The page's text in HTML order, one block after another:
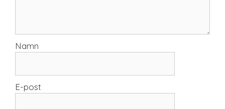
Namn
E-post